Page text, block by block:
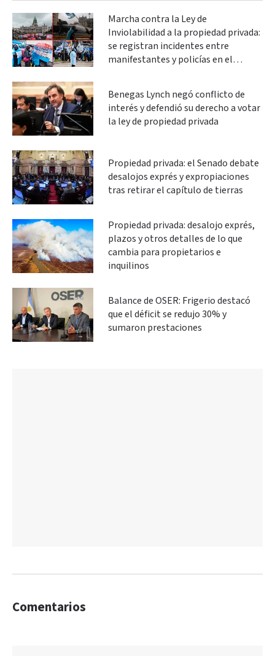
Marcha contra la Ley de
Inviolabilidad a la propiedad privada:
se registran incidentes entre
manifestantes y policías en el
Benegas Lynch negó conflicto de
interés y defendió su derecho a votar
la ley de propiedad privada
Propiedad privada: el Senado debate
desalojos exprés y expropiaciones
tras retirar el capítulo de tierras
Propiedad privada: desalojo exprés,
plazos y otros detalles de lo que
cambia para propietarios e
inquilinos
Balance de OSER: Frigerio destacó
que el déficit se redujo 30% y
sumaron prestaciones
Comentarios